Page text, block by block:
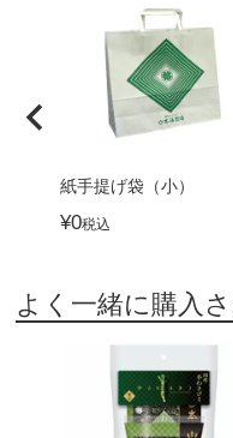
紙手提げ袋（小）
¥0税込
よく一緒に購入